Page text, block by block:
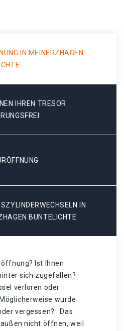
IN MEINERZHAGEN
IHREN TRESOR
IN M
BUNTELICHTE
Ist Ihnen
sich zugefallen?
verloren oder
wurde
vergessen? . Das
nicht öffnen, weil